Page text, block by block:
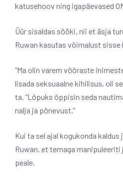
katusehoov ning igapäevased
Üür sisaldas sööki, nii et äsja
Ruwan kasutas võimalust sisse
“Ma olin varem võõraste
lisada seksuaalne kihilisus, oli
ta. “Lõpuks õppisin seda
nalja ja põnevust.”
Kui ta sel ajal kogukonda
Ruwan, et temaga
peale.